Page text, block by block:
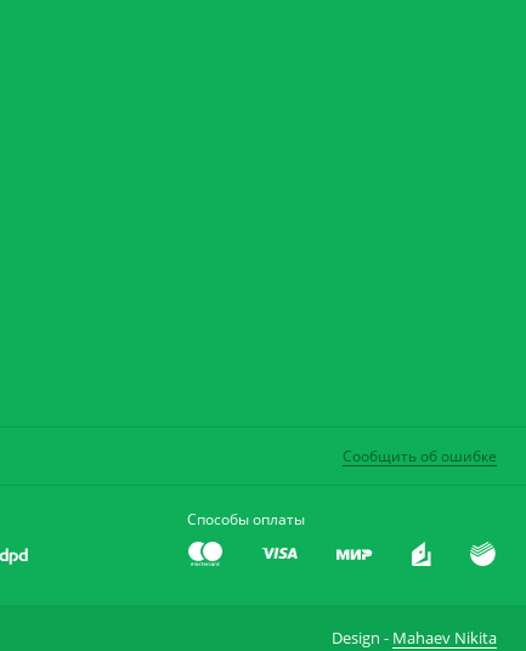
Сообщить об ошибке
Способы оплаты
Design - Mahaev Nikita